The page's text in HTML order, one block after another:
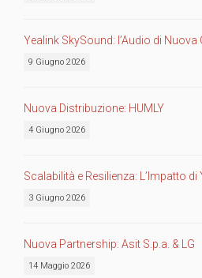
Yealink SkySound: l’Audio di Nuova
9 Giugno 2026
Nuova Distribuzione: HUMLY
4 Giugno 2026
Scalabilità e Resilienza: L’Impatto
3 Giugno 2026
Nuova Partnership: Asit S.p.a. & LG
14 Maggio 2026